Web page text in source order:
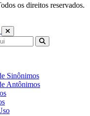
os direitos reservados.
Sinônimos
Antônimos